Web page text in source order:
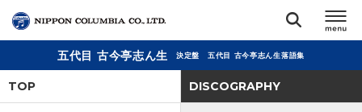
五代目 古今亭志ん生 決定盤 五代目 古今亭志ん生落語集
TOP DISCOGRAPHY